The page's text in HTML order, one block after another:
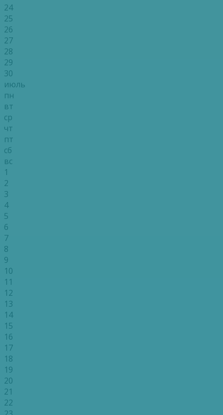
24
25
26
27
28
29
30
июль
пн
вт
ср
чт
пт
сб
вс
1
2
3
4
5
6
7
8
9
10
11
12
13
14
15
16
17
18
19
20
21
22